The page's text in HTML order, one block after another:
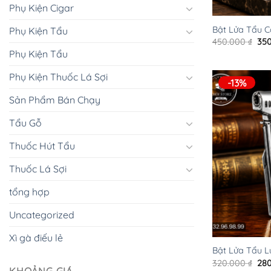
Phụ Kiện Cigar
Phụ Kiện Tẩu
Phụ Kiện Tẩu
Phụ Kiện Thuốc Lá Sợi
Sản Phẩm Bán Chạy
Tẩu Gỗ
Thuốc Hút Tẩu
Thuốc Lá Sợi
tổng hợp
Uncategorized
Xì gà điếu lẻ
+
Bật Lửa Tẩu
450.000₫ Giá
-13%
+
Bật Lửa Tẩu
320.000₫ Giá